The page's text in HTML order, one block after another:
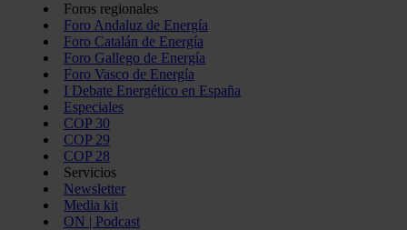
Foros regionales
Foro Andaluz de Energía
Foro Catalán de Energía
Foro Gallego de Energía
Foro Vasco de Energía
I Debate Energético en España
Especiales
COP 30
COP 29
COP 28
Servicios
Newsletter
Media kit
ON | Podcast